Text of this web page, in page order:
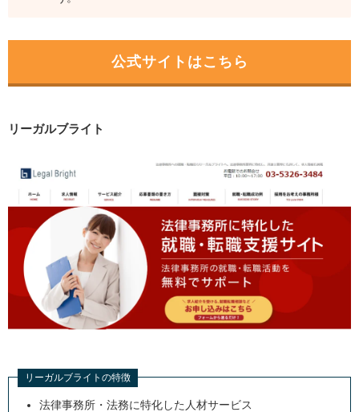
公式サイトはこちら
リーガルブライト
リーガルブライトの特徴
法律事務所・法務に特化した人材サービス